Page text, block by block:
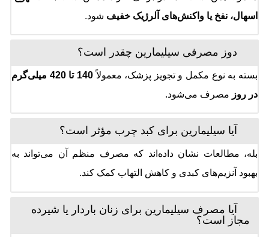
اسهال، نفخ یا واکنش‌های آلرژیک خفیف شود.
دوز مصرفی سیلیمارین چقدر است؟
بسته به نوع مکمل و تجویز پزشک، معمولاً
140 تا 420 میلی‌گرم
در روز مصرف می‌شود.
آیا سیلیمارین برای کبد چرب مؤثر است؟
بله، مطالعات نشان داده‌اند که مصرف منظم آن می‌تواند به
بهبود آنزیم‌های کبدی و کاهش التهاب کمک کند.
آیا مصرف سیلیمارین برای زنان باردار یا شیرده
مجاز است؟